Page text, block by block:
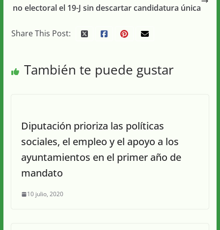
no electoral el 19-J sin descartar candidatura única
Share This Post:
También te puede gustar
Diputación prioriza las políticas
sociales, el empleo y el apoyo a los
ayuntamientos en el primer año de
mandato
10 julio, 2020